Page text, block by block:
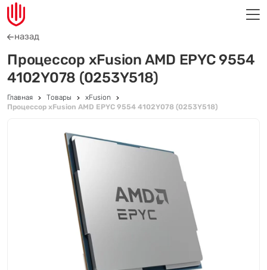
назад
Процессор xFusion AMD EPYC 9554
4102Y078 (0253Y518)
Главная Товары
xFusion
Процессор xFusion AMD EPYC 9554 4102Y078 (0253Y518)